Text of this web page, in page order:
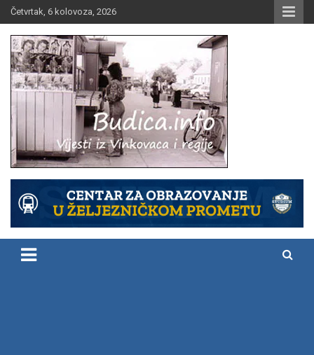
Skip
to
content
Četvrtak, 6 kolovoza, 2026
Budica.info